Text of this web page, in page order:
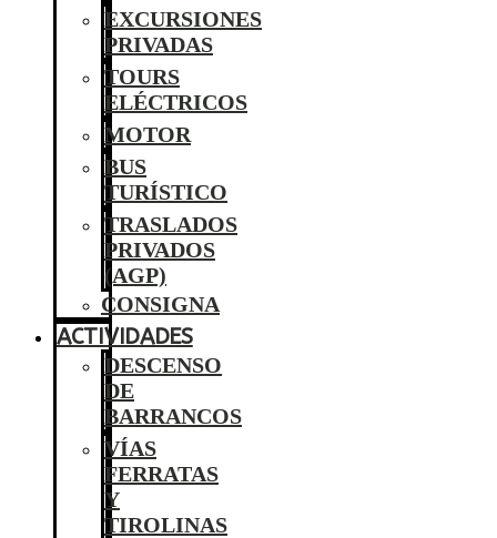
EXCURSIONES
PRIVADAS
TOURS
ELÉCTRICOS
MOTOR
BUS
TURÍSTICO
TRASLADOS
PRIVADOS
(AGP)
CONSIGNA
ACTIVIDADES
DESCENSO
DE
BARRANCOS
VÍAS
FERRATAS
Y
TIROLINAS